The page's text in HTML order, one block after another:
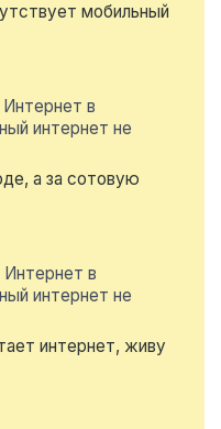
мобильный
в
интернет не
а за сотовую
Интернет в
интернет не
интернет, живу